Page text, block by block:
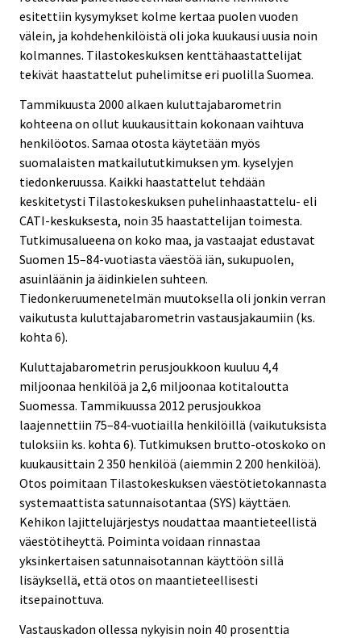
esitettiin kysymykset kolme kertaa puolen vuoden
välein, ja kohdehenkilöistä oli joka kuukausi uusia noin
kolmannes. Tilastokeskuksen kenttähaastattelijat
tekivät haastattelut puhelimitse eri puolilla Suomea.
Tammikuusta 2000 alkaen kuluttajabarometrin
kohteena on ollut kuukausittain kokonaan vaihtuva
henkilöotos. Samaa otosta käytetään myös
suomalaisten matkailututkimuksen ym. kyselyjen
tiedonkeruussa. Kaikki haastattelut tehdään
keskitetysti Tilastokeskuksen puhelinhaastattelu- eli
CATI-keskuksesta, noin 35 haastattelijan toimesta.
Tutkimusalueena on koko maa, ja vastaajat edustavat
Suomen 15–84-vuotiasta väestöä iän, sukupuolen,
asuinläänin ja äidinkielen suhteen.
Tiedonkeruumenetelmän muutoksella oli jonkin verran
vaikutusta kuluttajabarometrin vastausjakaumiin (ks.
kohta 6).
Kuluttajabarometrin perusjoukkoon kuuluu 4,4
miljoonaa henkilöä ja 2,6 miljoonaa kotitaloutta
Suomessa. Tammikuussa 2012 perusjoukkoa
laajennettiin 75–84-vuotiailla henkilöillä (vaikutuksista
tuloksiin ks. kohta 6). Tutkimuksen brutto-otoskoko on
kuukausittain 2 350 henkilöä (aiemmin 2 200 henkilöä).
Otos poimitaan Tilastokeskuksen väestötietokannasta
systemaattista satunnaisotantaa (SYS) käyttäen.
Kehikon lajittelujärjestys noudattaa maantieteellistä
väestötiheyttä. Poiminta voidaan rinnastaa
yksinkertaisen satunnaisotannan käyttöön sillä
lisäyksellä, että otos on maantieteellisesti
itsepainottuva.
Vastauskadon ollessa nykyisin noin 40 prosenttia